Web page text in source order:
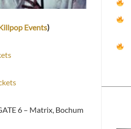
Events)
6 – Matrix, Bochum